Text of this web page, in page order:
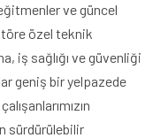
ve güncel
özel teknik
iş sağlığı ve güvenliği
geniş bir yelpazede
sürdürülebilir